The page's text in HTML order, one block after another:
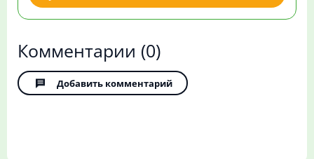
Комментарии (0)
Добавить комментарий